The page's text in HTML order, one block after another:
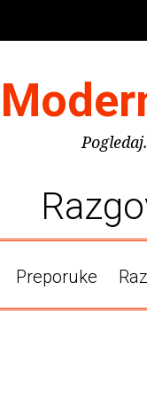
Preporuke